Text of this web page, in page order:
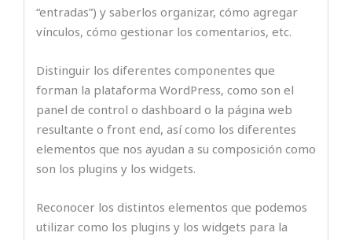
“entradas”) y saberlos organizar, cómo agregar
vínculos, cómo gestionar los comentarios, etc.
Distinguir los diferentes componentes que
forman la plataforma WordPress, como son el
panel de control o dashboard o la página web
resultante o front end, así como los diferentes
elementos que nos ayudan a su composición como
son los plugins y los widgets.
Reconocer los distintos elementos que podemos
utilizar como los plugins y los widgets para la